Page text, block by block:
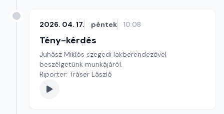
2026. 04. 17. péntek 10:08
Tény-kérdés
Juhász Miklós szegedi lakberendezővel
beszélgetünk munkájáról.
Riporter: Tráser László